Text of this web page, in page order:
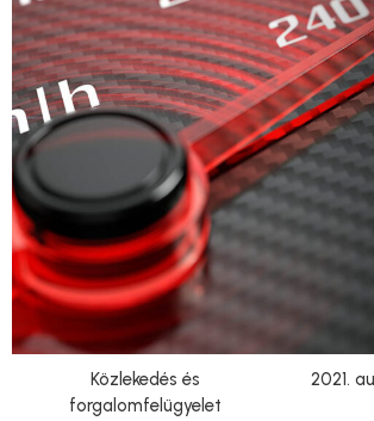
Közlekedés és
forgalomfelügyelet
2021.